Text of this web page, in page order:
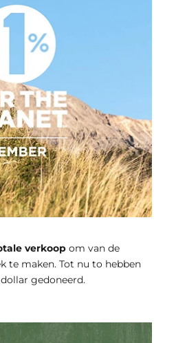
verkoop om van de
te maken. Tot nu to hebben
gedoneerd.